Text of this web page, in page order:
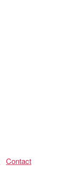
Contact